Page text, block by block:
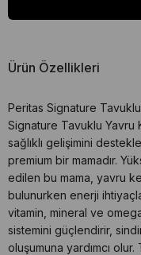
Ürün Özellikleri
Peritas Signature
Signature Tavuklu Yavru
sağlıklı gelişimini
premium bir mamadır.
edilen bu mama, yavru
bulunurken enerji
vitamin, mineral ve
sistemini güçlendirir,
oluşumuna yardımcı